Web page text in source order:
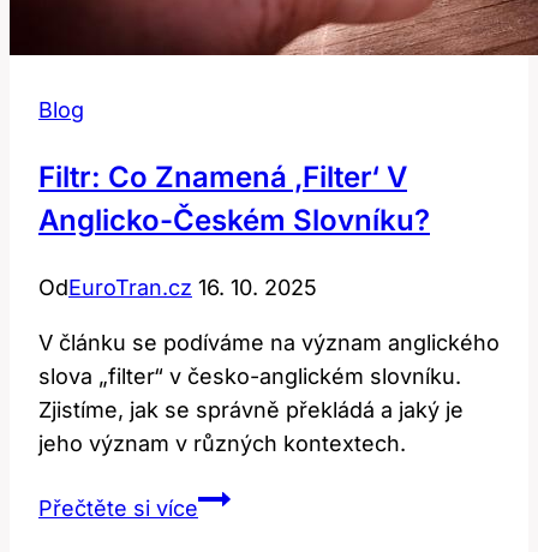
Blog
Filtr: Co Znamená ‚filter‘ V
Anglicko-Českém Slovníku?
OdEuroTran.cz 16. 10. 2025
V článku se podíváme na význam anglického
slova „filter“ v česko-anglickém slovníku.
Zjistíme, jak se správně překládá a jaký je
jeho význam v různých kontextech.
Přečtěte si víceFiltr: